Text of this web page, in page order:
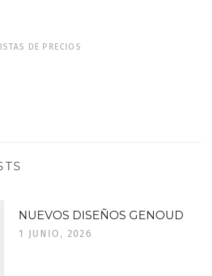
DE PRECIOS
NUEVOS DISEÑOS GENOUD
1 JUNIO, 2026